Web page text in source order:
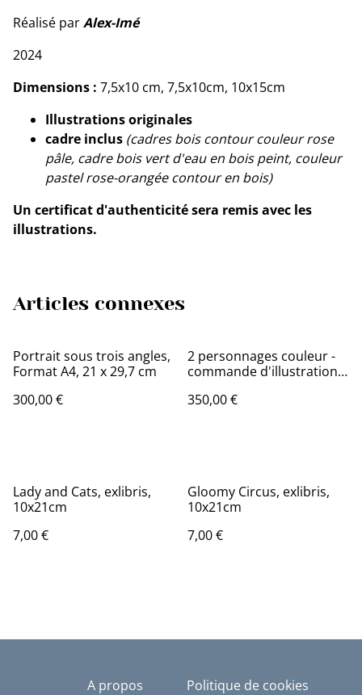
Réalisé parAlex-Imé
2024
Dimensions : 7,5x10 cm, 7,5x10cm, 10x15cm
Illustrations originales
cadre inclus (cadres bois contour couleur rose
pâle, cadre bois vert d'eau en bois peint, couleur
pastel rose-orangée contour en bois)
Un certificat d'authenticité sera remis avec les
illustrations.
Articles connexes
Portrait sous trois angles,
Format A4, 21 x 29,7 cm
300,00 €
2 personnages couleur -
commande d'illustration
350,00 €
Lady and Cats, exlibris,
10x21cm
7,00 €
Gloomy Circus, exlibris,
10x21cm
7,00 €
A propos Politique de cookies